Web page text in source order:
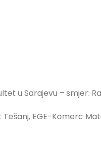
u Sarajevu – smjer:
EGE-Komerc